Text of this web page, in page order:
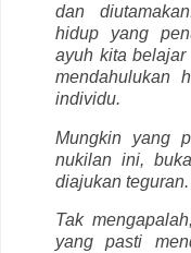
dan
hidup yang
ayuh kita
mendahulukan
individu.
Mungkin yang
nukilan ini,
diajukan teguran.
Tak
yang pasti